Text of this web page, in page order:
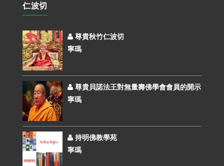
仁波切
尊貴秋竹仁波切
寧瑪
尊貴貝諾法王對無量壽佛學會會員的開示
寧瑪
持明佛教學苑
寧瑪